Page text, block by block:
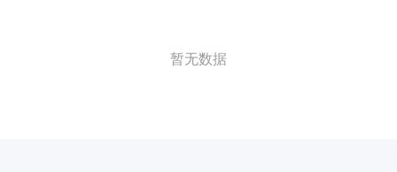
暂无数据